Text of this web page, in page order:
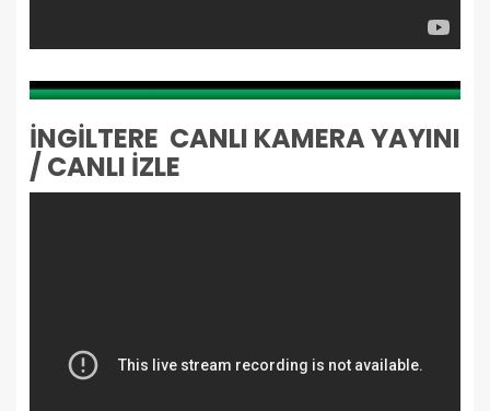
İNGİLTERE CANLI KAMERA YAYINI
/ CANLI İZLE